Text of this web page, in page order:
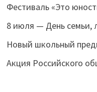
Фестиваль «Это
8 июля — День семьи,
Новый школьный
Акция Российского